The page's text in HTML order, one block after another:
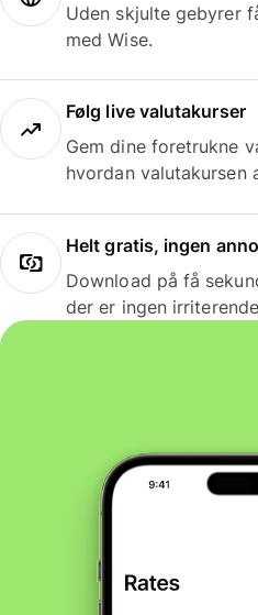
Uden skjulte gebyrer
med Wise.
Følg live valutakurser
Gem dine foretrukne
hvordan
Helt gratis, ingen
Download på få
der er ingen